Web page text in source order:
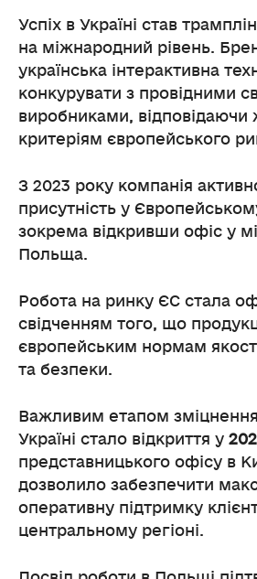
Успіх в Україні став
на міжнародний рівень.
українська інтерактивна
конкурувати з провідними
виробниками,
критеріям європейського
З 2023 року компанія
присутність у
зокрема відкривши офіс у
Польща.
Робота на ринку ЄС стала
свідченням того, що
європейським нормам
та безпеки.
Важливим етапом
Україні стало відкриття у
представницького офісу в
дозволило забезпечити
оперативну підтримку
центральному регіоні.